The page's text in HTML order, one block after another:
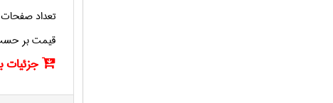
تعداد
قیمت بر
جزئیات